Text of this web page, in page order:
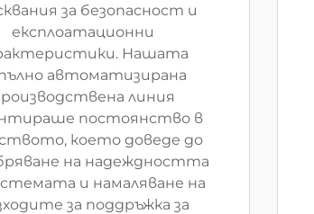
за безопасност и
експлоатационни
Нашата
автоматизирана
линия
постоянство в
което доведе до
на надеждността
и намаляване на
за поддръжка за